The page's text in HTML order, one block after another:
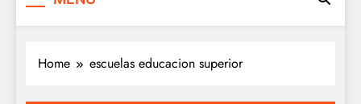
Home escuelas educacion superior